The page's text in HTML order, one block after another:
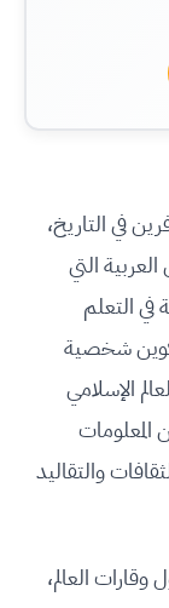
في التاريخ،
التي
في التعلم
شخصية
الإسلامي
والتقاليد
دول وقارات العالم،